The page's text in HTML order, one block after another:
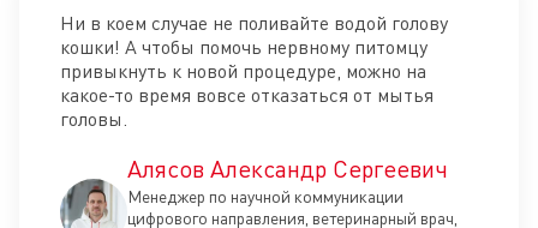
Ни в коем случае не поливайте водой голову
кошки! А чтобы помочь нервному питомцу
привыкнуть к новой процедуре, можно на
какое-то время вовсе отказаться от мытья
головы.
Алясов Александр Сергеевич
Менеджер по научной коммуникации
цифрового направления, ветеринарный врач,